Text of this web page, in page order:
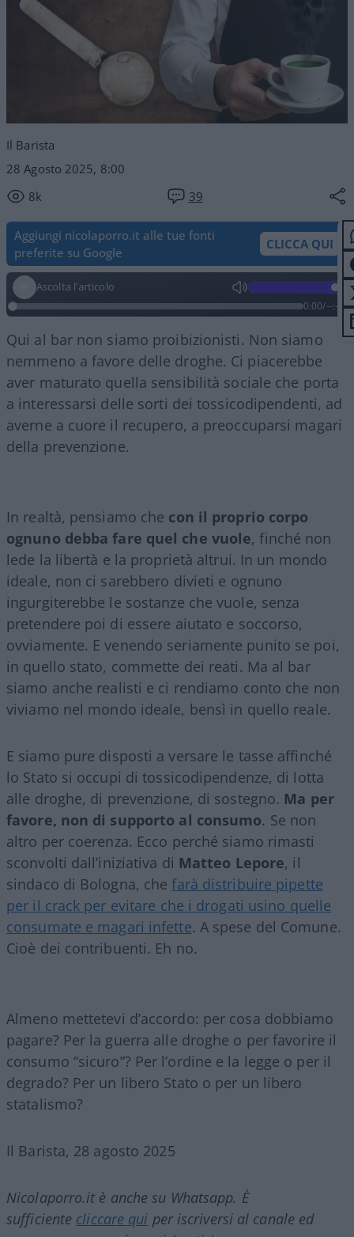
Il Barista
28 Agosto 2025, 8:00
8k
39
Aggiungi nicolaporro.it alle tue fonti
preferite su Google
CLICCA QUI
Ascolta l'articolo
0:00/--:--
Qui al bar non siamo proibizionisti. Non siamo
nemmeno a favore delle droghe. Ci piacerebbe
aver maturato quella sensibilità sociale che porta
a interessarsi delle sorti dei tossicodipendenti, ad
averne a cuore il recupero, a preoccuparsi magari
della prevenzione.
In realtà, pensiamo che con il proprio corpo
ognuno debba fare quel che vuole, finché non
lede la libertà e la proprietà altrui. In un mondo
ideale, non ci sarebbero divieti e ognuno
ingurgiterebbe le sostanze che vuole, senza
pretendere poi di essere aiutato e soccorso,
ovviamente. E venendo seriamente punito se poi,
in quello stato, commette dei reati. Ma al bar
siamo anche realisti e ci rendiamo conto che non
viviamo nel mondo ideale, bensì in quello reale.
E siamo pure disposti a versare le tasse affinché
lo Stato si occupi di tossicodipendenze, di lotta
alle droghe, di prevenzione, di sostegno. Ma per
favore, non di supporto al consumo. Se non
altro per coerenza. Ecco perché siamo rimasti
sconvolti dall’iniziativa di Matteo Lepore, il
sindaco di Bologna, chefarà distribuire pipette
per il crack per evitare che i drogati usino quelle
consumate e magari infette. A spese del Comune.
Cioè dei contribuenti. Eh no.
Almeno mettetevi d’accordo: per cosa dobbiamo
pagare? Per la guerra alle droghe o per favorire il
consumo “sicuro”? Per l’ordine e la legge o per il
degrado? Per un libero Stato o per un libero
statalismo?
Il Barista, 28 agosto 2025
Nicolaporro.it è anche su Whatsapp. È
sufficiente cliccare qui per iscriversi al canale ed